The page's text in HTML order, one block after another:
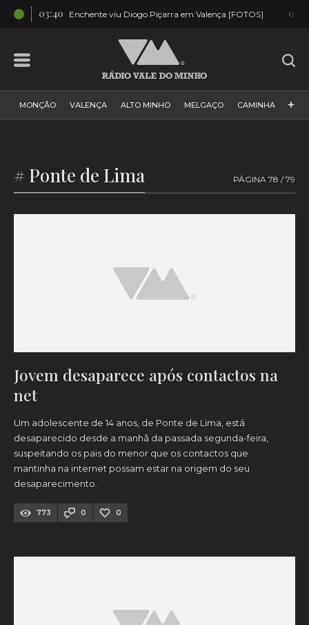
03:40 Enchente viu Diogo Piçarra em Valença [FOTOS]
MONÇÃO VALENÇA ALTO MINHO MELGAÇO CAMINHA
VALE DO MINHO MINHO MUNDO ESPANHA NORTE
+
# Ponte de Lima PÁGINA 78 / 79
Jovem desaparece após contactos na
net
Um adolescente de 14 anos, de Ponte de Lima, está
desaparecido desde a manhã da passada segunda-feira,
suspeitando os pais do menor que os contactos que
mantinha na internet possam estar na origem do seu
desaparecimento.
773 0 0